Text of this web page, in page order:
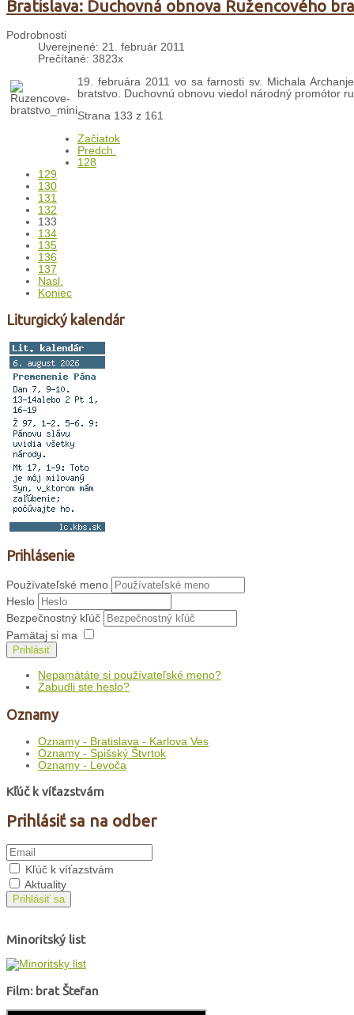
Bratislava: Duchovná obnova Ružencového
Podrobnosti
Uverejnené: 21. február 2011
Prečítané: 3823x
19. februára 2011 vo sa farnosti sv. Michala
bratstvo. Duchovnú obnovu viedol národný promótor
Strana 133 z 161
Začiatok
Predch.
128
129
130
131
132
133
134
135
136
137
Nasl.
Koniec
Liturgický kalendár
Prihlásenie
Používateľské meno
Heslo
Bezpečnostný kľúč
Pamätaj si ma
Prihlásiť
Nepamätáte si používateľské meno?
Zabudli ste heslo?
Oznamy
Oznamy - Bratislava - Karlova Ves
Oznamy - Spišský Štvrtok
Oznamy - Levoča
Kľúč k víťazstvám
Prihlásiť sa na odber
Kľúč k víťazstvám
Aktuality
Prihlásiť sa
Minoritský list
Film: brat Štefan